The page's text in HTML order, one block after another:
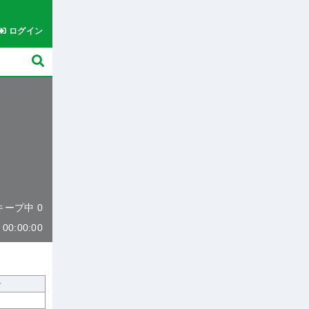
ログイン
ープ中 0
00:00:00